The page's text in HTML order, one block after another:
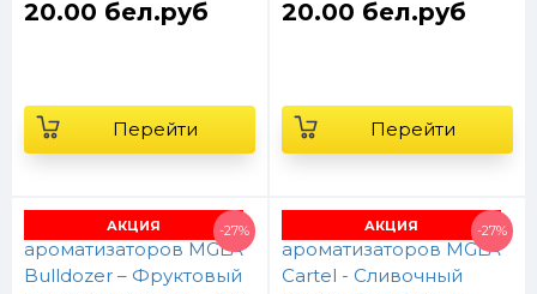
20.00 бел.руб
Перейти
20.00 бел.руб
Перейти
АКЦИЯ -27% АКЦИЯ -27%